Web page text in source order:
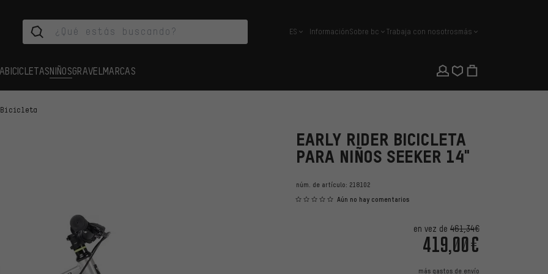
español
ES InformaciónSobre bc Trabaja con nosotrosmás
BICICLETASNIÑOSGRAVEL MARCAS
Bicicleta
EARLY RIDER BICICLETA
PARA NIÑOS SEEKER 14"
núm. de artículo: 218102
Aún no hay comentarios
en vez de 461,34€
419,00€
más gastos de envío